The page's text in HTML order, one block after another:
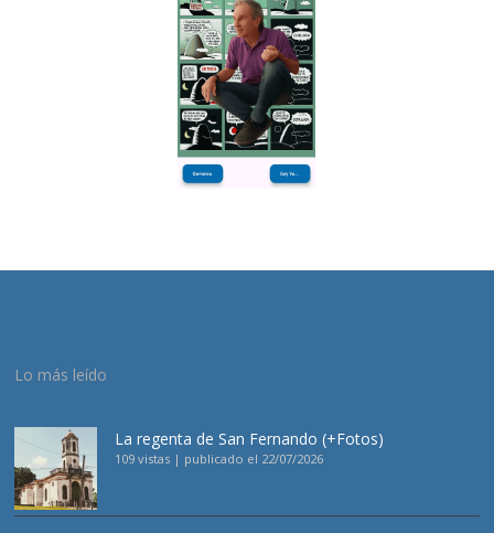
Lo más leído
La regenta de San Fernando (+Fotos)
109 vistas | publicado el 22/07/2026